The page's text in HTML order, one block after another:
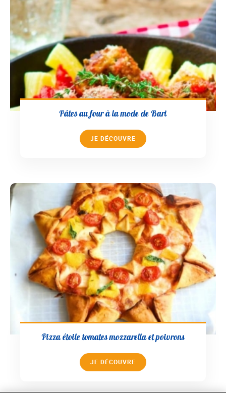
Pâtes au four à la mode de Bari
JE DÉCOUVRE
Pizza étoile tomates mozzarella et poivrons
JE DÉCOUVRE